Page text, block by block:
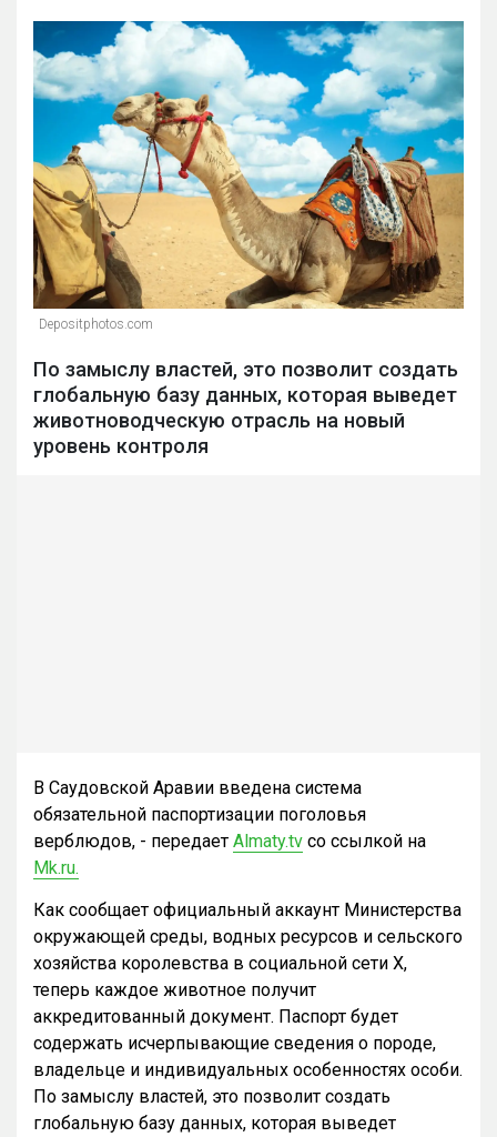
Depositphotos.com
По замыслу властей, это позволит создать
глобальную базу данных, которая выведет
животноводческую отрасль на новый
уровень контроля
В Саудовской Аравии введена система
обязательной паспортизации поголовья
верблюдов, - передает Almaty.tv со ссылкой на
Мk.ru.
Как сообщает официальный аккаунт Министерства
окружающей среды, водных ресурсов и сельского
хозяйства королевства в социальной сети X,
теперь каждое животное получит
аккредитованный документ. Паспорт будет
содержать исчерпывающие сведения о породе,
владельце и индивидуальных особенностях особи.
По замыслу властей, это позволит создать
глобальную базу данных, которая выведет